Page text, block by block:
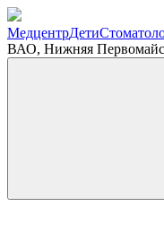
МедцентрДети
ВАО, Нижняя